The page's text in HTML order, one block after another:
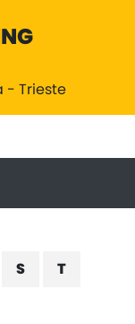
- Trieste
S T